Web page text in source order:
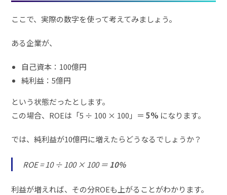
ここで、実際の数字を使って考えてみましょう。
ある企業が、
自己資本：100億円
純利益：5億円
という状態だったとします。
この場合、ROEは「5 ÷ 100 × 100」＝5% になります。
では、純利益が10億円に増えたらどうなるでしょうか？
ROE = 10 ÷ 100 × 100 ＝10%
利益が増えれば、その分ROEも上がることがわかります。